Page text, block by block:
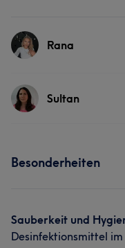
Rana
Services
Was unsere Kunden
Sultan
Besonderheiten
Sauberkeit und
Desinfektionsmittel